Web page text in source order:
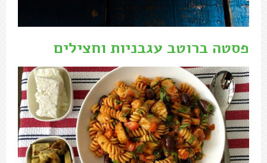
פסטה ברוטב עגבניות וחצילים